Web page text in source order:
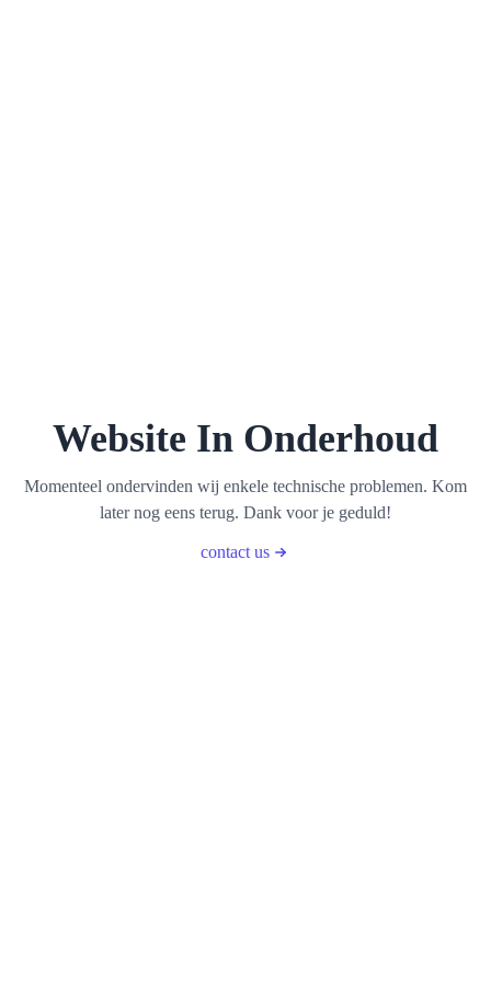
Website In Onderhoud
Momenteel ondervinden wij enkele technische problemen. Kom
later nog eens terug. Dank voor je geduld!
contact us